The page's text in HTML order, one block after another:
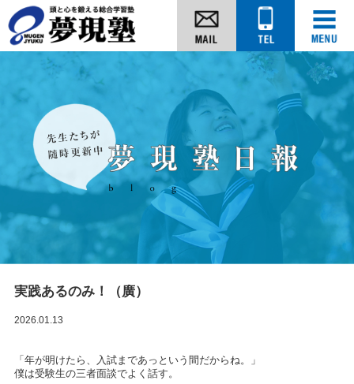
実践あるのみ！（廣）
2026.01.13
「年が明けたら、入試まであっという間だからね。」
僕は受験生の三者面談でよく話す。